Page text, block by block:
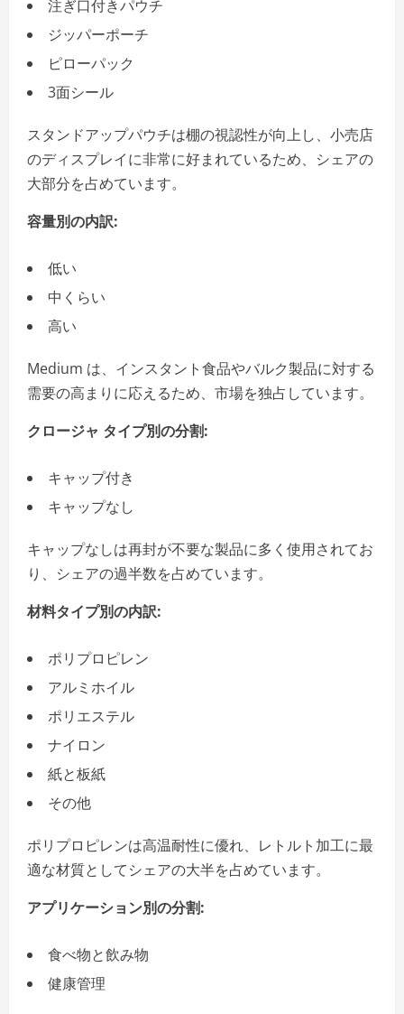
注ぎ口付きパウチ
ジッパーポーチ
ピローパック
3面シール
スタンドアップパウチは棚の視認性が向上し、小売店
のディスプレイに非常に好まれているため、シェアの
大部分を占めています。
容量別の内訳:
低い
中くらい
高い
Medium は、インスタント食品やバルク製品に対する
需要の高まりに応えるため、市場を独占しています。
クロージャ タイプ別の分割:
キャップ付き
キャップなし
キャップなしは再封が不要な製品に多く使用されてお
り、シェアの過半数を占めています。
材料タイプ別の内訳:
ポリプロピレン
アルミホイル
ポリエステル
ナイロン
紙と板紙
その他
ポリプロピレンは高温耐性に優れ、レトルト加工に最
適な材質としてシェアの大半を占めています。
アプリケーション別の分割:
食べ物と飲み物
健康管理